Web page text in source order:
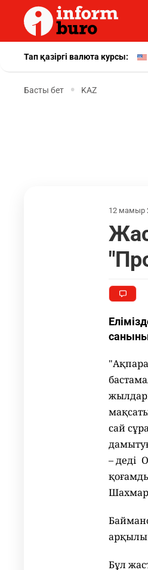
Тап қазіргі валюта курсы:
Басты бет KAZ
12 мамыр
сай
– деді
арқылы
Бұл